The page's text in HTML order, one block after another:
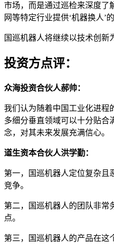
市场，而是通过巡检来深度了
网等特定行业提供‘机器换人’
国巡机器人将继续以技术创新
投资方点评：
众海投资合伙人郝帅：
我们认为随着中国工业化进程
多细分垂直领域可以十分贴合
念，对其未来发展充满信心。
道生资本合伙人洪学勤：
第一，国巡机器人定位复杂且
竞争。
第二，国巡机器人的团队非常
点。
第三，国巡机器人的产品在这